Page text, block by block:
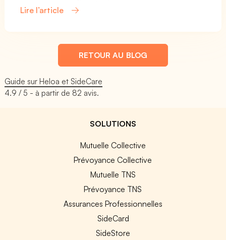
Lire l’article
RETOUR AU BLOG
Guide sur Heloa et SideCare
4.9 / 5 - à partir de 82 avis.
SOLUTIONS
Mutuelle Collective
Prévoyance Collective
Mutuelle TNS
Prévoyance TNS
Assurances Professionnelles
SideCard
SideStore